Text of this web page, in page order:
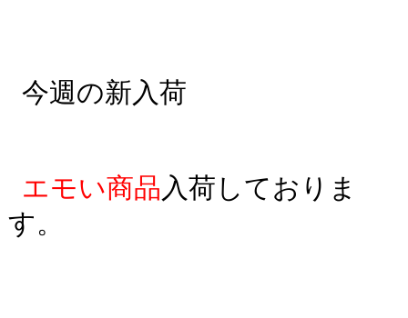
今週の新入荷
エモい商品 入荷しておりま
す。